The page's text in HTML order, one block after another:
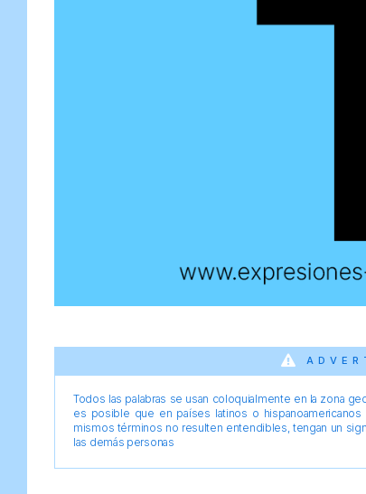
Todos las palabras se usan coloquialmente en la zona
es posible que en países latinos o
mismos términos no resulten entendibles, tengan un
las demás personas